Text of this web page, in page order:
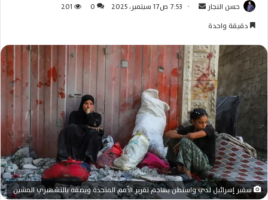
حسن النجار
ل
ب
ر
ي
د
ا
إ
ل
ك
ت
ر
7:53 ص17 سبتمبر، 2025 0
201
دقيقة واحدة
سفير إسرائيل لدي واسنطن يهاجم تقرير الأمم المتحدة ويصفه بالتشهيري المشين